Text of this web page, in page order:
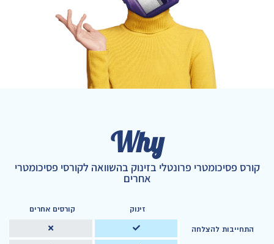
Why
קורס פסיכומטרי פרונטלי בזינוק בהשוואה לקורסי פסיכומטרי
אחרים
זינוק קורסים אחרים
התחייבות להצלחה